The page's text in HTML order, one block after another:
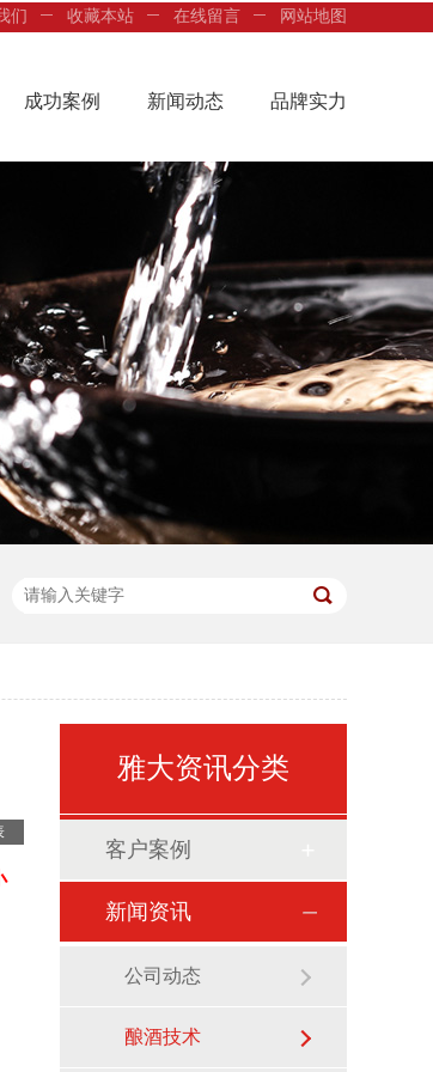
们 收藏本站 在线留言 网站地图
成功案例 新闻动态 品牌实力
雅大资讯分类
客户案例
新闻资讯
公司动态
酿酒技术